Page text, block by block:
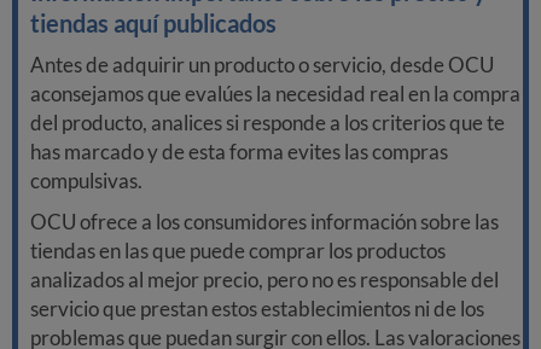
tiendas aquí publicados
Antes de adquirir un producto o servicio, desde OCU
aconsejamos que evalúes la necesidad real en la compra
del producto, analices si responde a los criterios que te
has marcado y de esta forma evites las compras
compulsivas.
OCU ofrece a los consumidores información sobre las
tiendas en las que puede comprar los productos
analizados al mejor precio, pero no es responsable del
servicio que prestan estos establecimientos ni de los
problemas que puedan surgir con ellos. Las valoraciones